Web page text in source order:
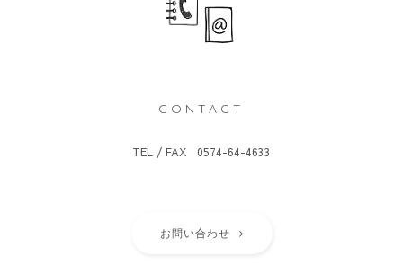
CONTACT
TEL / FAX 0574-64-4633
お問い合わせ